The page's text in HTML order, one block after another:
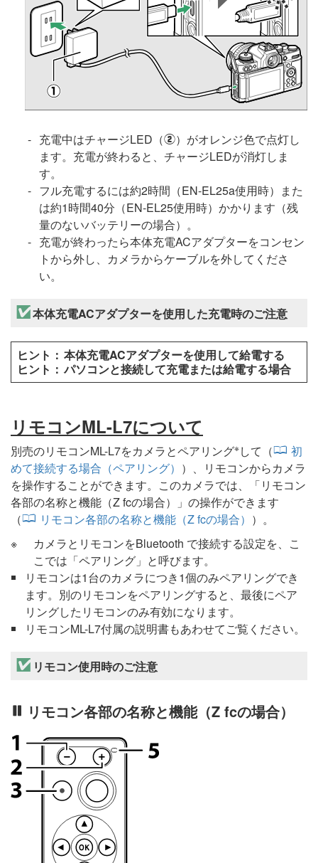
充電中はチャージLED（w）がオレンジ色で点灯し
ます。充電が終わると、チャージLEDが消灯しま
す。
フル充電するには約2時間（EN-EL25a使用時）また
は約1時間40分（EN-EL25使用時）かかります（残
量のないバッテリーの場合）。
充電が終わったら本体充電ACアダプターをコンセン
トから外し、カメラからケーブルを外してくださ
い。
本体充電ACアダプターを使用した充電時のご注意
本体充電ACアダプターを使用して給電する
パソコンと接続して充電または給電する場合
リモコンML-L7について
別売のリモコンML-L7をカメラとペアリング※して（
初
めて接続する場合（ペアリング） ）、リモコンからカメラ
を操作することができます。このカメラでは、「リモコン
各部の名称と機能（Z fcの場合）
」の操作ができます
（
リモコン各部の名称と機能（Z fcの場合） ）。
カメラとリモコンをBluetooth で接続する設定を、こ
こでは「ペアリング」と呼びます。
リモコンは1台のカメラにつき1個のみペアリングでき
ます。別のリモコンをペアリングすると、最後にペア
リングしたリモコンのみ有効になります。
リモコンML-L7付属の説明書もあわせてご覧ください。
リモコン使用時のご注意
リモコン各部の名称と機能（Z fcの場合）